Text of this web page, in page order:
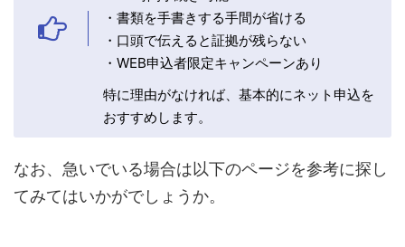
・書類を手書きする手間が省ける
・口頭で伝えると証拠が残らない
・WEB申込者限定キャンペーンあり
特に理由がなければ、基本的にネット申込を
おすすめします。
なお、急いでいる場合は以下のページを参考に探し
てみてはいかがでしょうか。